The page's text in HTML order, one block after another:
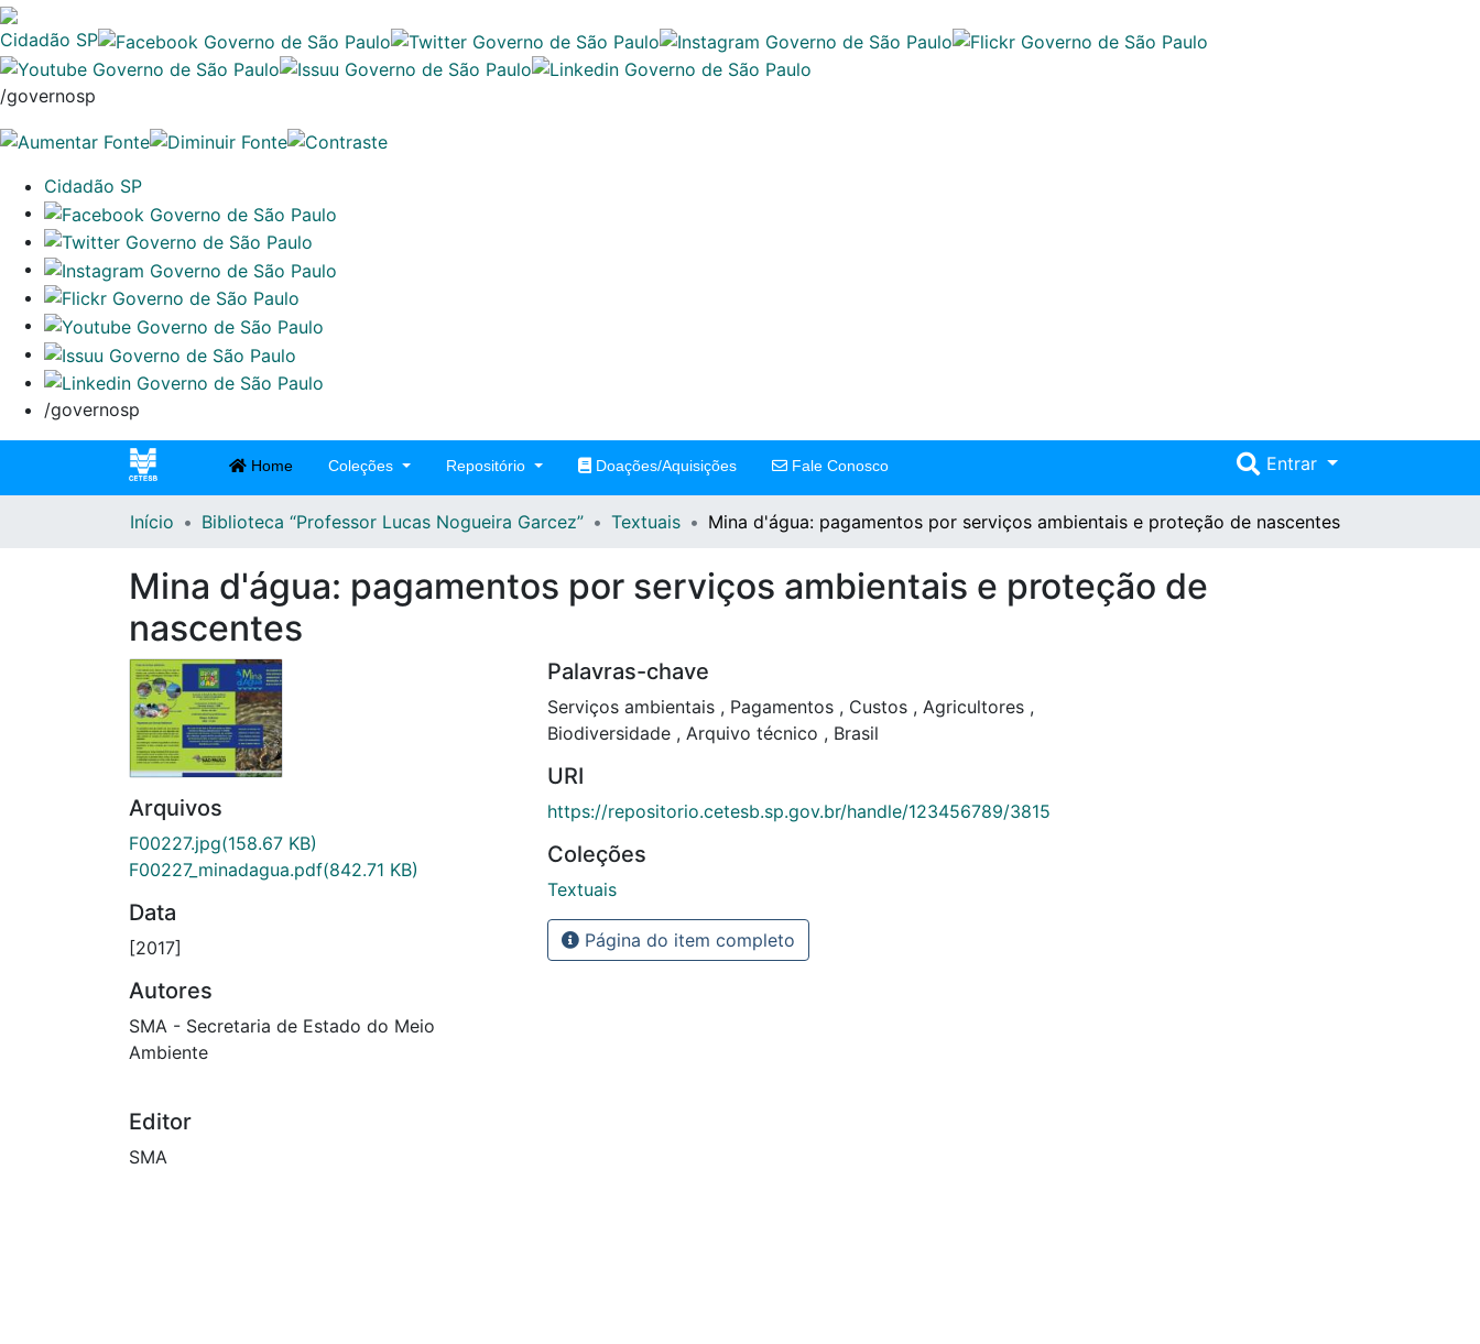
Cidadão SP
/governosp
Cidadão SP
/governosp
Entrar
Home Coleções Repositório Doações/Aquisições Fale Conosco
Início Biblioteca “Professor Lucas Nogueira Garcez” Textuais Mina d'água: pagamentos por serviços ambientais e proteção de nascentes
Mina d'água: pagamentos por serviços ambientais e proteção de
nascentes
Arquivos
F00227.jpg(158.67 KB)
F00227_minadagua.pdf(842.71 KB)
Data
[2017]
Autores
SMA - Secretaria de Estado do Meio
Ambiente
Editor
SMA
Palavras-chave
Serviços ambientais , Pagamentos , Custos , Agricultores ,
Biodiversidade , Arquivo técnico , Brasil
URI
https://repositorio.cetesb.sp.gov.br/handle/123456789/3815
Coleções
Textuais
Página do item completo